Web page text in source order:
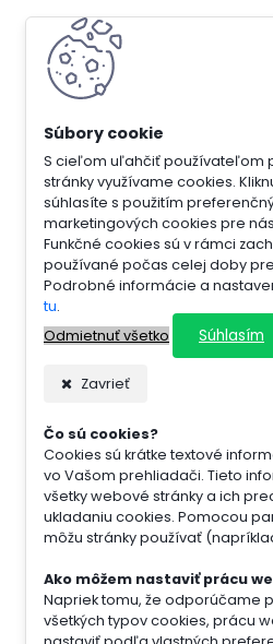
S cieľom uľahčiť používateľom
stránky využívame cookies.
súhlasíte s použitím
marketingových cookies pre
Funkčné cookies sú v rámci
používané počas celej doby
Podrobné informácie a
tu.
Odmietnuť všetko
Súhlasím
Zavrieť
Čo sú cookies?
Cookies sú krátke textové
vo Vašom prehliadači. Tieto
všetky webové stránky a ich
ukladaniu cookies. Pomocou
môžu stránky používať
Ako môžem nastaviť prácu
Napriek tomu, že odporúčame
všetkých typov cookies, prácu